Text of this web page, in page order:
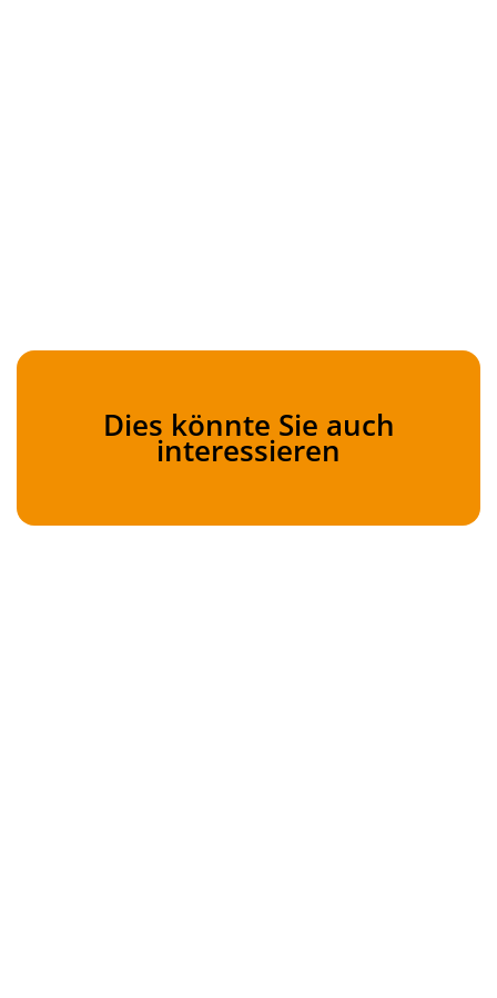
Dies könnte Sie auch
interessieren